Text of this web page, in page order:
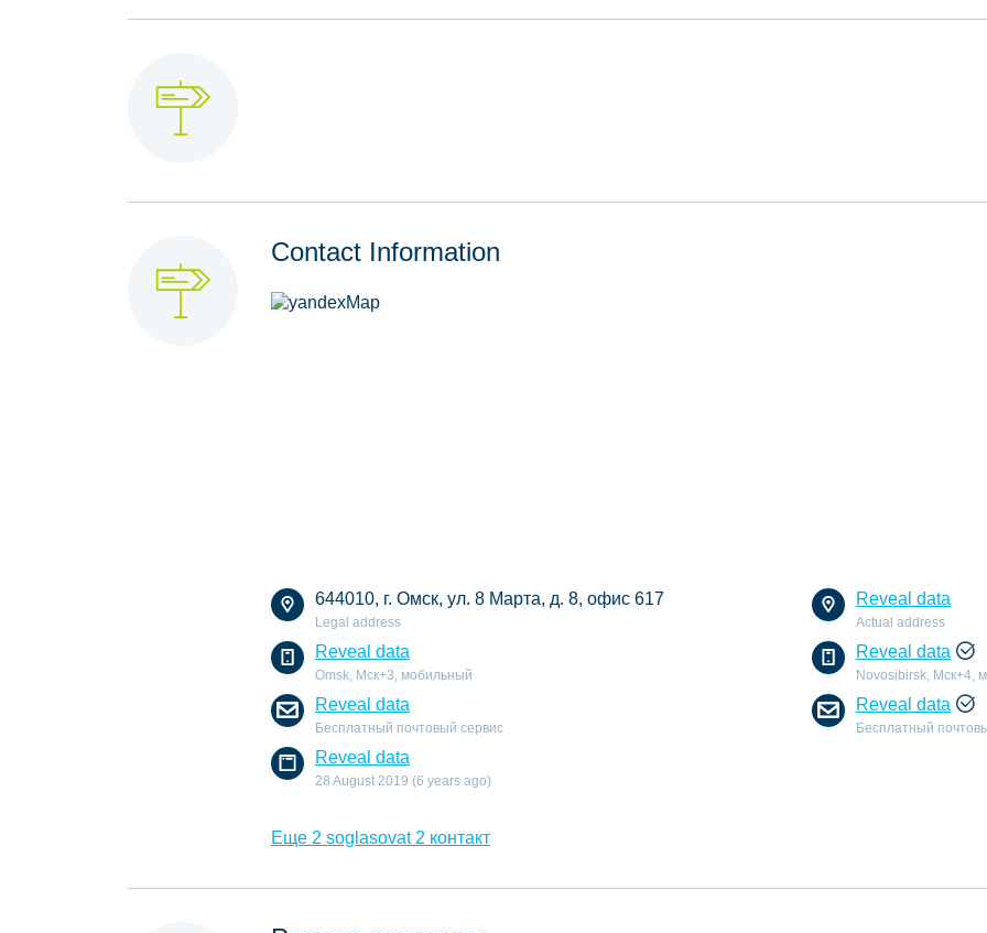
Contact Information
644010, г. Омск, ул. 8 Марта, д. 8, офис 617
Legal address
Reveal data
Actual address
Reveal data
Omsk, Мск+3, мобильный
Reveal data
Novosibirsk, Мск+4,
Reveal data
Бесплатный почтовый сервис
Reveal data
Бесплатный
Reveal data
28 August 2019 (6 years ago)
Еще 2 soglasovat 2 контакт